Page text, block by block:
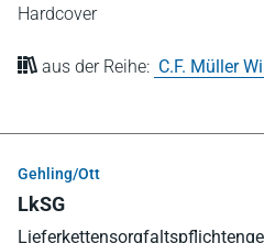
Hardcover
aus der Reihe: C.F. Müller
Gehling/Ott
LkSG